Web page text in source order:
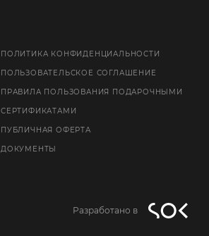
ПОЛИТИКА КОНФИДЕНЦИАЛЬНОСТИ
ПОЛЬЗОВАТЕЛЬСКОЕ СОГЛАШЕНИЕ
ПРАВИЛА ПОЛЬЗОВАНИЯ ПОДАРОЧНЫМИ
СЕРТИФИКАТАМИ
ПУБЛИЧНАЯ ОФЕРТА
ДОКУМЕНТЫ
Разработано в